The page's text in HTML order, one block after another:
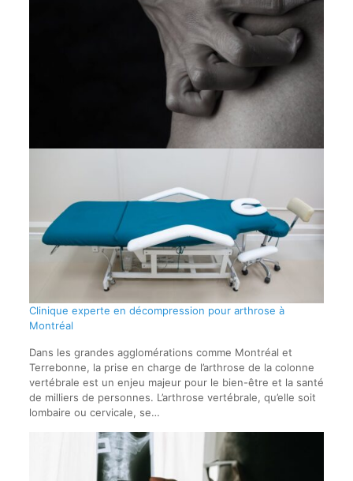
Clinique experte en décompression pour arthrose à
Montréal
Dans les grandes agglomérations comme Montréal et
Terrebonne, la prise en charge de l’arthrose de la colonne
vertébrale est un enjeu majeur pour le bien-être et la santé
de milliers de personnes. L’arthrose vertébrale, qu’elle soit
lombaire ou cervicale, se…